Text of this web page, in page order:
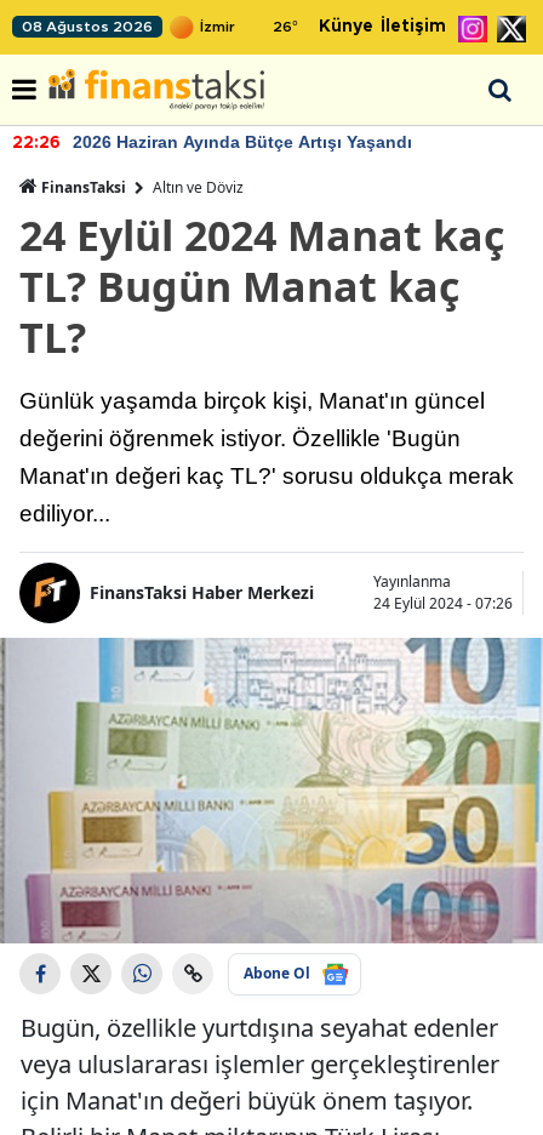
08 Ağustos 2026 26° Künye İletişim
22:26 2026 Haziran Ayında Bütçe Artışı Yaşandı
FinansTaksi Altın ve Döviz
24 Eylül 2024 Manat kaç
TL? Bugün Manat kaç
TL?
Günlük yaşamda birçok kişi, Manat'ın güncel
değerini öğrenmek istiyor. Özellikle 'Bugün
Manat'ın değeri kaç TL?' sorusu oldukça merak
ediliyor...
FinansTaksi Haber Merkezi
Yayınlanma
24 Eylül 2024 - 07:26
Abone Ol
Bugün, özellikle yurtdışına seyahat edenler
veya uluslararası işlemler gerçekleştirenler
için Manat'ın değeri büyük önem taşıyor.